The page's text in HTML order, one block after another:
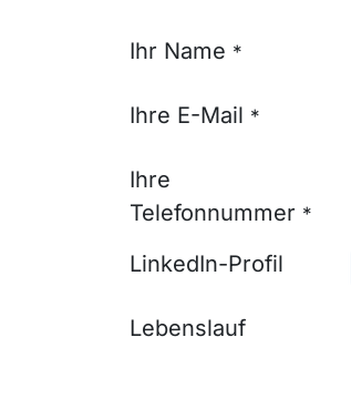
Ihr Name *
Ihre E-Mail *
Ihre
Telefonnummer *
LinkedIn-Profil
Lebenslauf